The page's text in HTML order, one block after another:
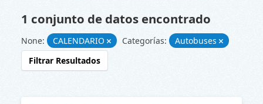
1 conjunto de datos encontrado
None: CALENDARIO Categorías:
Autobuses
Filtrar Resultados